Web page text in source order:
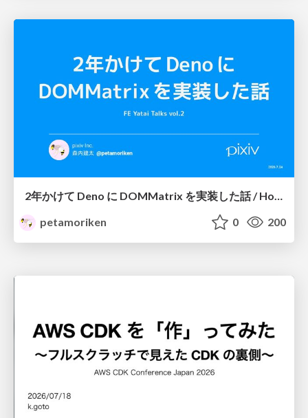
2年かけて Deno に DOMMatrix を実装した話 / How I implemented DOMMatrix in Deno over two years
petamoriken
0 200